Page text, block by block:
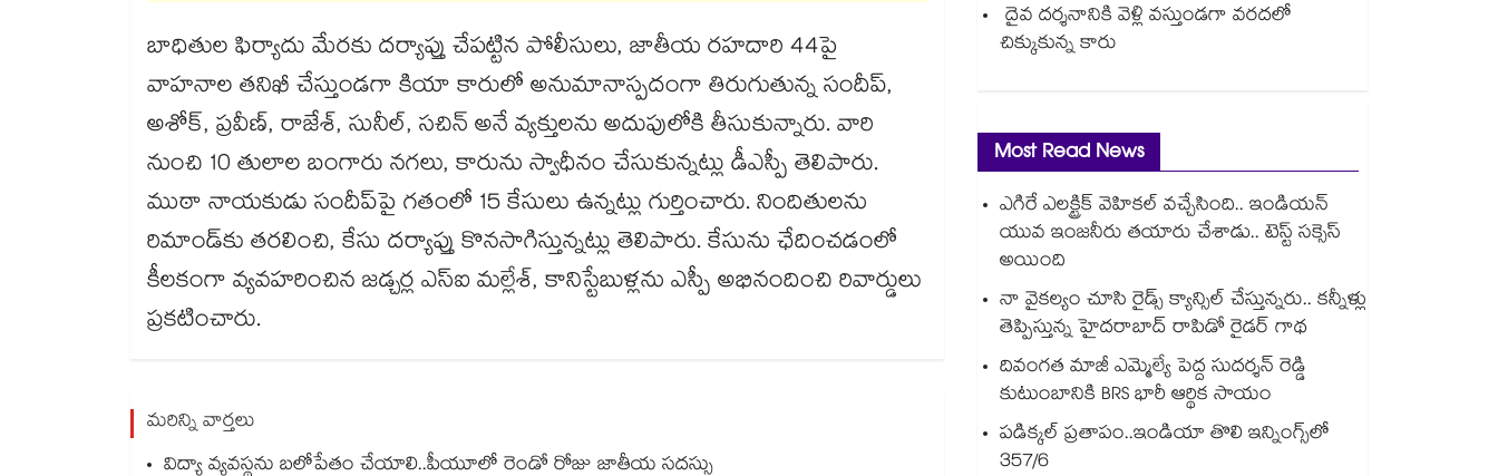
బాధితుల ఫిర్యాదు మేరకు దర్యాప్తు చేపట్టిన పోలీసులు, జాతీయ రహదారి 44పై
వాహనాల తనిఖీ చేస్తుండగా కియా కారులో అనుమానాస్పదంగా తిరుగుతున్న సందీప్,
అశోక్, ప్రవీణ్, రాజేశ్, సునీల్, సచిన్ అనే వ్యక్తులను అదుపులోకి తీసుకున్నారు. వారి
నుంచి 10 తులాల బంగారు నగలు, కారును స్వాధీనం చేసుకున్నట్లు డీఎస్పీ తెలిపారు.
ముఠా నాయకుడు సందీప్​పై గతంలో 15 కేసులు ఉన్నట్లు గుర్తించారు. నిందితులను
రిమాండ్‌‌‌‌కు తరలించి, కేసు దర్యాప్తు కొనసాగిస్తున్నట్లు తెలిపారు. కేసును ఛేదించడంలో
కీలకంగా వ్యవహరించిన జడ్చర్ల ఎస్ఐ మల్లేశ్, కానిస్టేబుళ్లను ఎస్పీ అభినందించి రివార్డులు
ప్రకటించారు.
మరిన్ని వార్తలు
విద్యా వ్యవస్థను బలోపేతం చేయాలి..పీయూలో రెండో రోజు జాతీయ సదస్సు
దైవ దర్శనానికి వెళ్లి వస్తుండగా వరదలో
చిక్కుకున్న కారు
Most Read News
ఎగిరే ఎలక్ట్రిక్ వెహికల్ వచ్చేసింది.. ఇండియన్
యువ ఇంజనీరు తయారు చేశాడు.. టెస్ట్ సక్సెస్
అయింది
నా వైకల్యం చూసి రైడ్స్ క్యాన్సిల్ చేస్తున్నరు.. కన్నీళ్లు
తెప్పిస్తున్న హైదరాబాద్ రాపిడో రైడర్ గాథ
దివంగత మాజీ ఎమ్మెల్యే పెద్ద సుదర్శన్ రెడ్డి
కుటుంబానికి BRS భారీ ఆర్థిక సాయం
పడిక్కల్‌‌ ప్రతాపం..ఇండియా తొలి ఇన్నింగ్స్‌‌లో
357/6